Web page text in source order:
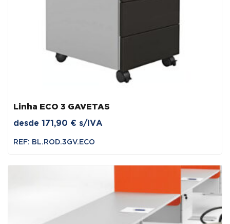
Linha ECO 3 GAVETAS
desde 171,90 € s/IVA
REF: BL.ROD.3GV.ECO